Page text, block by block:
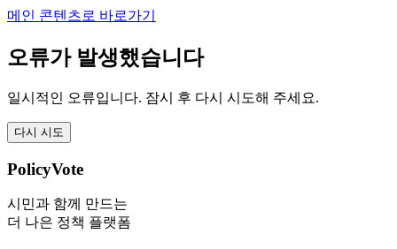
메인 콘텐츠로 바로가기
오류가 발생했습니다
일시적인 오류입니다. 잠시 후 다시 시도해 주세요.
다시 시도
PolicyVote
시민과 함께 만드는
더 나은 정책 플랫폼